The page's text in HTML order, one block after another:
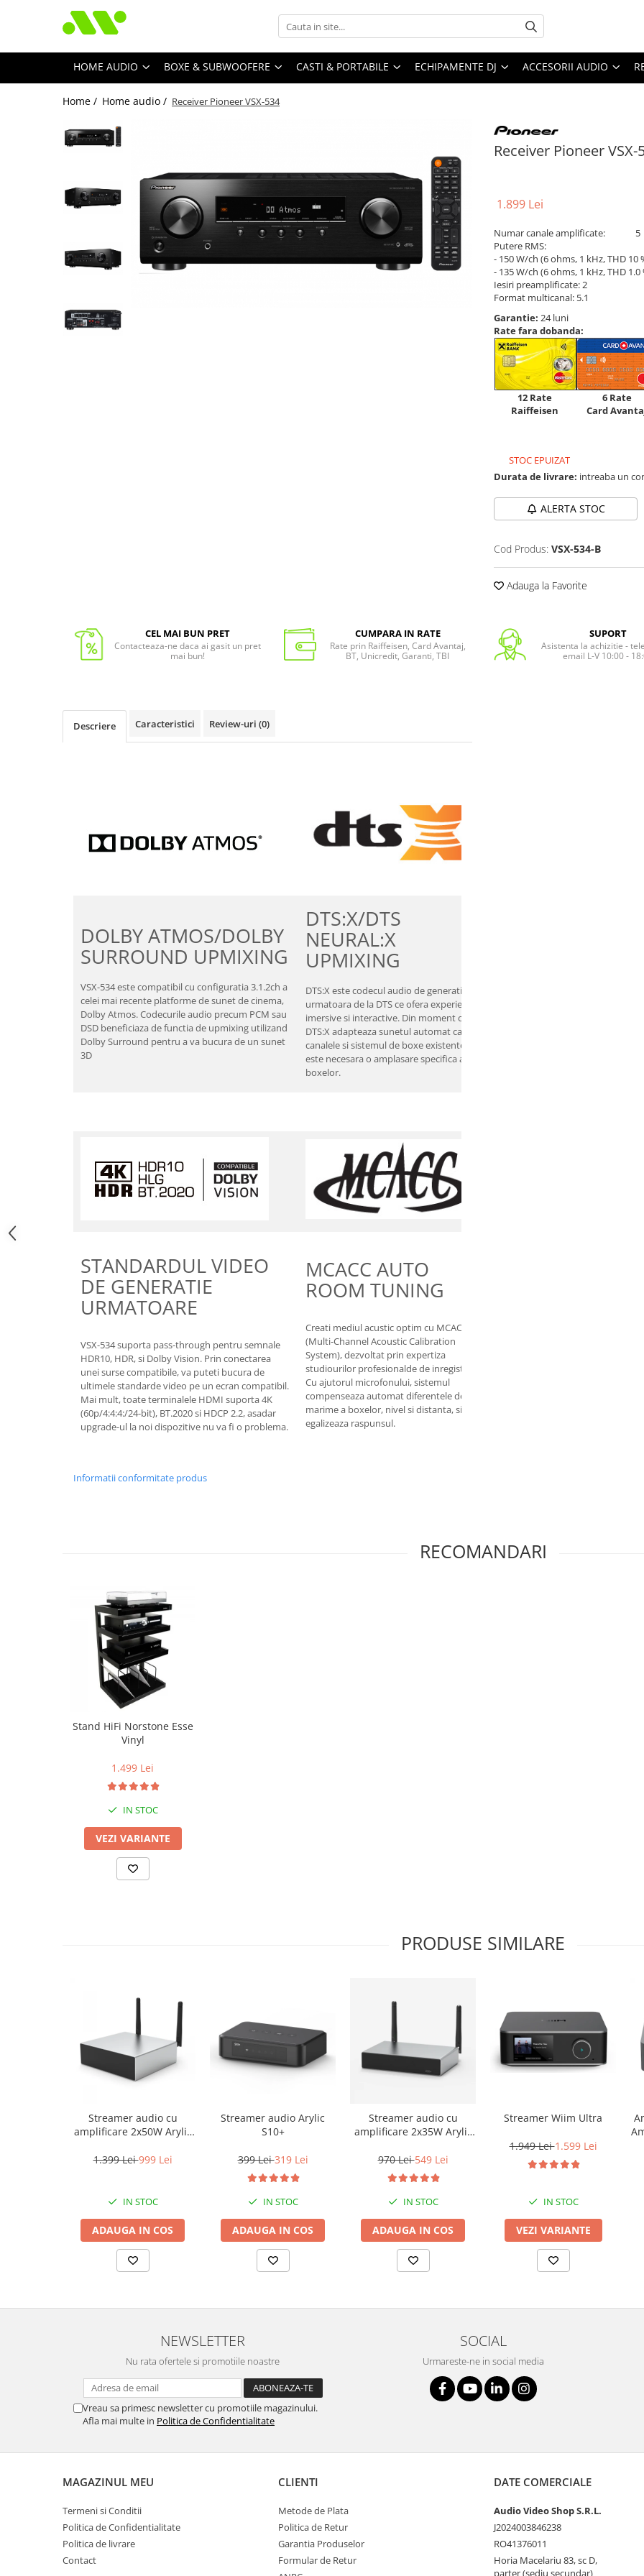
HOME AUDIO BOXE & SUBWOOFERE CASTI & PORTABILE ECHIPAMENTE DJ ACCESORII AUDIO
Home / Home audio / Receiver Pioneer VSX-534
Receiver Pioneer VSX-
1.899 Lei
Numar canale amplificate: 5
Putere RMS:
- 150 W/ch (6 ohms, 1 kHz, THD 10
- 135 W/ch (6 ohms, 1 kHz, THD
Iesiri preamplificate: 2
Format multicanal: 5.1
Garantie: 24 luni
Rate fara dobanda:
12 Rate
Raiffeisen
6 Rate
Card
STOC EPUIZAT
Durata de livrare: intreaba un
ALERTA STOC
Cod Produs: VSX-534-B
Adauga la Favorite
CEL MAI BUN PRET
Contacteaza-ne daca ai gasit un pret
mai bun!
CUMPARA IN RATE
Rate prin Raiffeisen, Card Avantaj,
BT, Unicredit, Garanti, TBI
SUPORT
Asistenta la achizitie -
email L-V 10:00 -
Descriere Caracteristici Review-uri (0)
DOLBY ATMOS/DOLBY
SURROUND UPMIXING
VSX-534 este compatibil cu configuratia 3.1.2ch a
celei mai recente platforme de sunet de cinema,
Dolby Atmos. Codecurile audio precum PCM sau
DSD beneficiaza de functia de upmixing utilizand
Dolby Surround pentru a va bucura de un sunet
3D
DTS:X/DTS
NEURAL:X
UPMIXING
DTS:X este codecul audio de generatie
urmatoara de la DTS ce ofera experiente
imersive si interactive. Din moment ce
DTS:X adapteaza sunetul automat catre
canalele si sistemul de boxe existente, nu
este necesara o amplasare specifica a
boxelor.
STANDARDUL VIDEO
DE GENERATIE
URMATOARE
VSX-534 suporta pass-through pentru semnale
HDR10, HDR, si Dolby Vision. Prin conectarea
unei surse compatibile, va puteti bucura de
ultimele standarde video pe un ecran compatibil.
Mai mult, toate terminalele HDMI suporta 4K
(60p/4:4:4:/24-bit), BT.2020 si HDCP 2.2, asadar
upgrade-ul la noi dispozitive nu va fi o problema.
MCACC AUTO
ROOM TUNING
Creati mediul acustic optim cu MCACC
(Multi-Channel Acoustic Calibration
System), dezvoltat prin expertiza
studiourilor profesionalde de inregistrari.
Cu ajutorul microfonului, sistemul
compenseaza automat diferentele de
marime a boxelor, nivel si distanta, si
egalizeaza raspunsul.
Informatii conformitate produs
RECOMANDARI
Stand HiFi Norstone Esse
Vinyl
1.499 Lei
IN STOC
VEZI VARIANTE
PRODUSE SIMILARE
Streamer audio cu
amplificare 2x50W Arylic
/Bluetooth, 24bit/192kHz,
1.399 Lei999 Lei
IN STOC
ADAUGA IN COS
Streamer audio Arylic
S10+
399 Lei319 Lei
IN STOC
ADAUGA IN COS
Streamer audio cu
amplificare 2x35W Arylic
/Bluetooth, 24bit/192kHz,
Multiroom
970 Lei549 Lei
IN STOC
ADAUGA IN COS
Streamer Wiim Ultra
1.949 Lei1.599 Lei
IN STOC
VEZI VARIANTE
NEWSLETTER
Nu rata ofertele si promotiile noastre
Vreau sa primesc newsletter cu promotiile magazinului.
Afla mai multe in Politica de Confidentialitate
SOCIAL
Urmareste-ne in social media
MAGAZINUL MEU
Termeni si Conditii
Politica de Confidentialitate
Politica de livrare
Contact
CLIENTI
Metode de Plata
Politica de Retur
Garantia Produselor
Formular de Retur
DATE COMERCIALE
Audio Video Shop S.R.L.
J2024003846238
RO41376011
Horia Macelariu 83, sc D,
parter (sediu secundar)